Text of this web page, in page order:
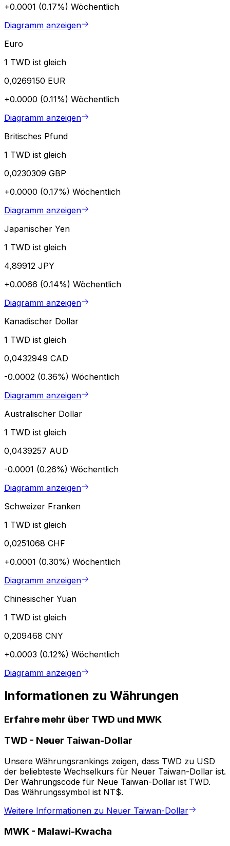
+0.0001 (0.17%) Wöchentlich
Diagramm anzeigen
Euro
1 TWD ist gleich
0,0269150 EUR
+0.0000 (0.11%) Wöchentlich
Diagramm anzeigen
Britisches Pfund
1 TWD ist gleich
0,0230309 GBP
+0.0000 (0.17%) Wöchentlich
Diagramm anzeigen
Japanischer Yen
1 TWD ist gleich
4,89912 JPY
+0.0066 (0.14%) Wöchentlich
Diagramm anzeigen
Kanadischer Dollar
1 TWD ist gleich
0,0432949 CAD
-0.0002 (0.36%) Wöchentlich
Diagramm anzeigen
Australischer Dollar
1 TWD ist gleich
0,0439257 AUD
-0.0001 (0.26%) Wöchentlich
Diagramm anzeigen
Schweizer Franken
1 TWD ist gleich
0,0251068 CHF
+0.0001 (0.30%) Wöchentlich
Diagramm anzeigen
Chinesischer Yuan
1 TWD ist gleich
0,209468 CNY
+0.0003 (0.12%) Wöchentlich
Diagramm anzeigen
Informationen zu Währungen
Erfahre mehr über TWD und MWK
TWD - Neuer Taiwan-Dollar
Unsere Währungsrankings zeigen, dass TWD zu USD
der beliebteste Wechselkurs für Neuer Taiwan-Dollar ist.
Der Währungscode für Neue Taiwan-Dollar ist TWD.
Das Währungssymbol ist NT$.
Weitere Informationen zu Neuer Taiwan-Dollar
MWK - Malawi-Kwacha